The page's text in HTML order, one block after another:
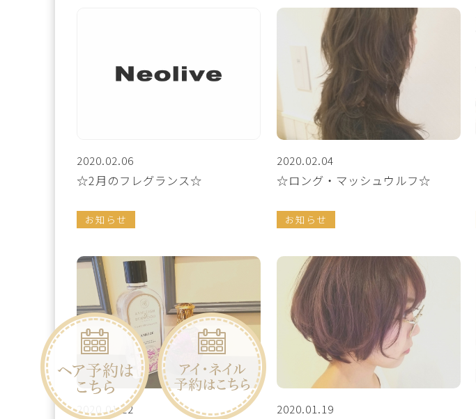
2020.02.06
☆2月のフレグランス☆
お知らせ
2020.02.04
☆ロング・マッシュウルフ☆
お知らせ
2020.01.22 2020.01.19